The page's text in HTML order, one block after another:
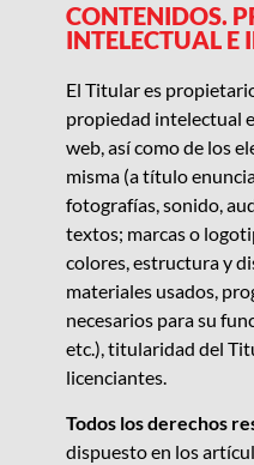
CONTENIDOS.
INTELECTUAL E
El Titular es
propiedad intelectual
web, así como de los
misma (a título
fotografías, sonido,
textos; marcas o
colores, estructura y
materiales usados,
necesarios para su
etc.), titularidad del
licenciantes.
Todos los derechos
dispuesto en los